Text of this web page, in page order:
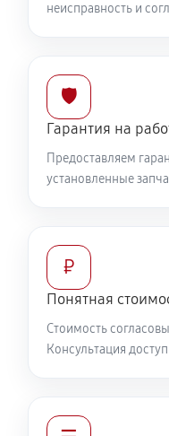
неисправность и
🛡️
Гарантия на
Предоставляем
установленные
₽
Понятная
Стоимость
Консультация